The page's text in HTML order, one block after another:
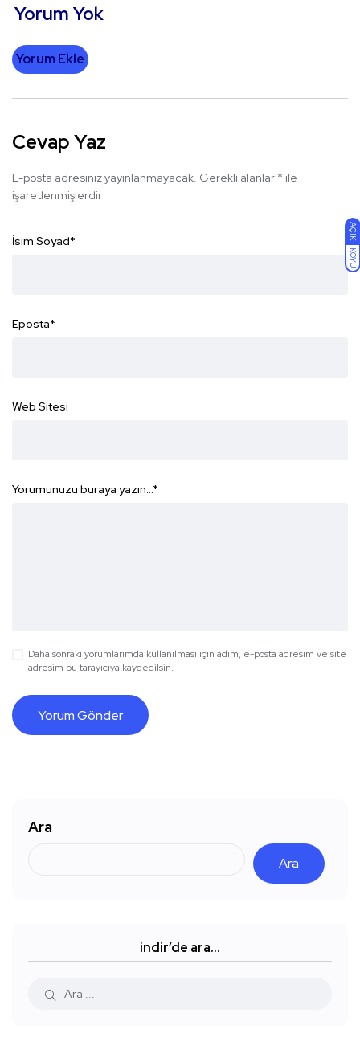
AÇIK
KOYU
Yorum Yok
Yorum Ekle
Cevap Yaz
E-posta adresiniz yayınlanmayacak. Gerekli alanlar * ile
işaretlenmişlerdir
İsim Soyad*
Eposta*
Web Sitesi
Yorumunuzu buraya yazın...*
Daha sonraki yorumlarımda kullanılması için adım, e-posta adresim ve site
adresim bu tarayıcıya kaydedilsin.
Ara
Ara
indir’de ara…